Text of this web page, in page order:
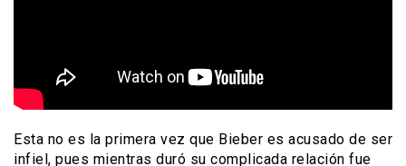
Esta no es la primera vez que Bieber es acusado de ser
infiel, pues mientras duró su complicada relación fue